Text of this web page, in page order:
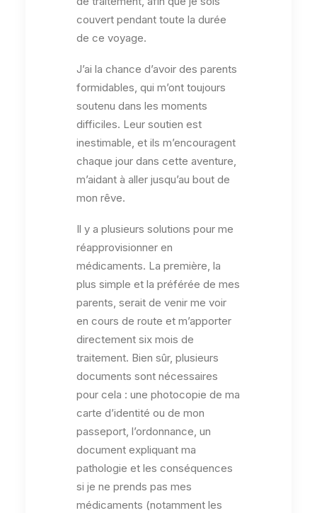
couvert pendant toute la durée
de ce voyage.
J’ai la chance d’avoir des parents
formidables, qui m’ont toujours
soutenu dans les moments
difficiles. Leur soutien est
inestimable, et ils m’encouragent
chaque jour dans cette aventure,
m’aidant à aller jusqu’au bout de
mon rêve.
Il y a plusieurs solutions pour me
réapprovisionner en
médicaments. La première, la
plus simple et la préférée de mes
parents, serait de venir me voir
en cours de route et m’apporter
directement six mois de
traitement. Bien sûr, plusieurs
documents sont nécessaires
pour cela : une photocopie de ma
carte d’identité ou de mon
passeport, l’ordonnance, un
document expliquant ma
pathologie et les conséquences
si je ne prends pas mes
médicaments (notamment les